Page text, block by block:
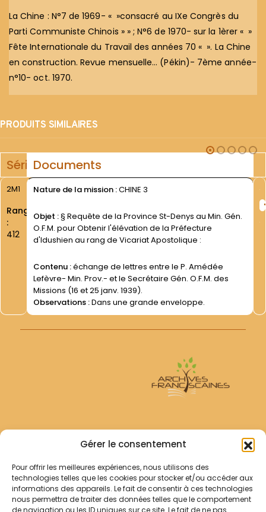
Gérer le consentement
Pour offrir les meilleures expériences, nous utilisons des
technologies telles que les cookies pour stocker et/ou accéder aux
informations des appareils. Le fait de consentir à ces technologies
nous permettra de traiter des données telles que le comportement
de navigation ou les ID uniques sur ce site. Le fait de ne pas
La Chine : N°7 de 1969- « »consacré au IXe Congrès du
Parti Communiste Chinois » » ; N°6 de 1970- sur la 1èrer « »
Fête Internationale du Travail des années 70 « ». La Chine
en construction. Revue mensuelle… (Pékin)- 7ème année-
n°10- oct. 1970.
PRODUITS SIMILAIRES
SérieDocuments
2M1
Rang
:
412
Nature de la mission :CHINE 3
Objet :§ Requête de la Province St-Denys au Min. Gén.
O.F.M. pour Obtenir l'élévation de la Préfecture
d'Idushien au rang de Vicariat Apostolique :
Contenu :échange de lettres entre le P. Amédée
Lefèvre- Min. Prov.- et le Secrétaire Gén. O.F.M. des
Missions (16 et 25 janv. 1939).
Observations :Dans une grande enveloppe.
Archives Franciscaines
RECHERCHER
Comment chercher ?
Les archives